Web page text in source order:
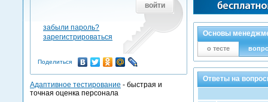
Основы
о тесте
Ответы на
войти
забыли пароль?
зарегистрироваться
Поделиться
Адаптивное тестирование - быстрая и
точная оценка персонала